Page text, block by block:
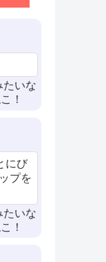
たいな
！
にび
プを
たいな
！